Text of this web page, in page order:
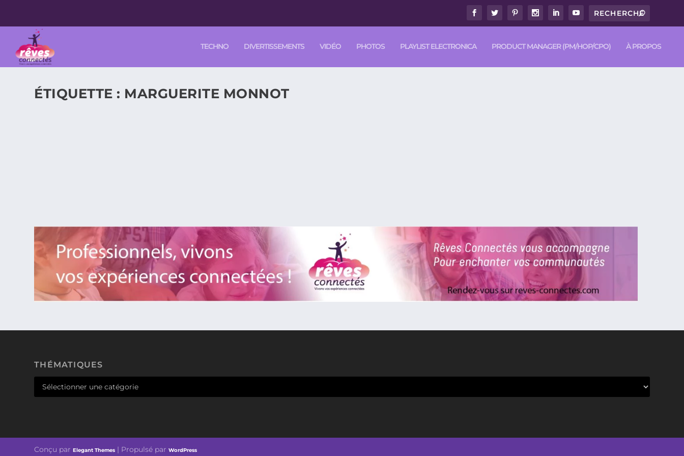
TECHNO DIVERTISSEMENTS VIDÉO PHOTOS PLAYLIST ELECTRONICA PRODUCT MANAGER (PM/HOP/CPO) À PROPOS
ÉTIQUETTE : MARGUERITE MONNOT
THÉMATIQUES
Conçu parElegant Themes | Propulsé parWordPress